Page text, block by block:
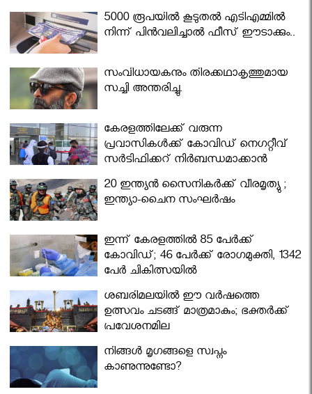
5000 രൂപയിൽ കൂടുതൽ എടിഎമ്മിൽ
നിന്ന് പിൻവലിച്ചാൽ ഫീസ് ഈടാക്കും..
സംവിധായകനും തിരക്കഥാകൃത്തുമായ
സച്ചി അന്തരിച്ചു.
കേരളത്തിലേക്ക് വരുന്ന
പ്രവാസികള്‍ക്ക് കോവിഡ് നെഗറ്റീവ്
സര്‍ട്ടിഫിക്കറ്റ് നിർബന്ധമാക്കാൻ
മന്ത്രിസഭ
20 ഇന്ത്യൻ സൈനികർക്ക് വീരമൃത്യു ;
ഇന്ത്യാ-ചൈന സംഘർഷം
ഇന്ന് കേരളത്തിൽ 85 പേർക്ക്
കോവിഡ്; 46 പേർക്ക് രോഗമുക്തി, 1342
പേർ ചികിത്സയിൽ
ശബരിമലയില്‍ ഈ വർഷത്തെ
ഉത്സവം ചടങ്ങ് മാത്രമാകും; ഭക്തർക്ക്
പ്രവേശനമില്ല
നിങ്ങള്‍ മൃഗങ്ങളെ സ്വപ്നം
കാണുന്നുണ്ടോ?